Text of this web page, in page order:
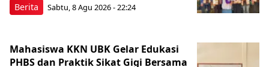
Berita Sabtu, 8 Agu 2026 - 22:24
Mahasiswa KKN UBK Gelar Edukasi
PHBS dan Praktik Sikat Gigi Bersama